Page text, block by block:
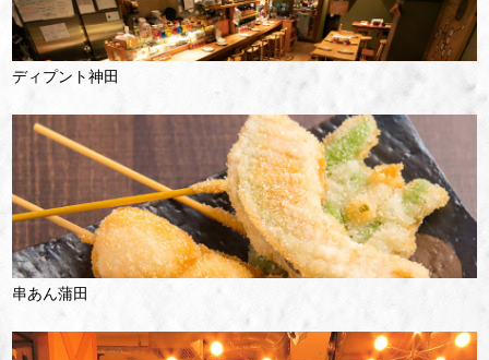
ディプント神田
串あん蒲田